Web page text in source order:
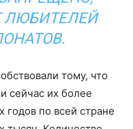
тому, что
сейчас их более
по всей стране